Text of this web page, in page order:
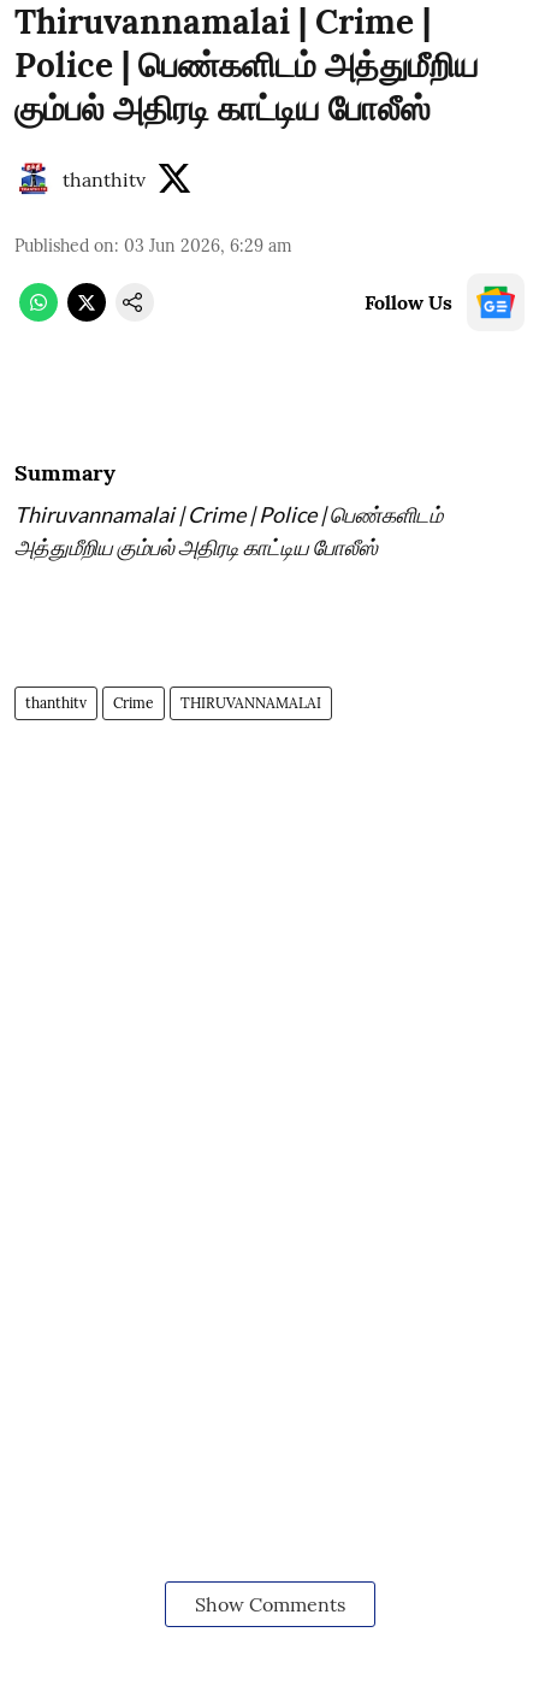
Thiruvannamalai | Crime |
Police | பெண்களிடம் அத்துமீறிய
கும்பல் அதிரடி காட்டிய போலீஸ்
thanthitv
Published on: 03 Jun 2026, 6:29 am
Follow Us
Summary
Thiruvannamalai | Crime | Police | பெண்களிடம்
அத்துமீறிய கும்பல் அதிரடி காட்டிய போலீஸ்
thanthitv Crime THIRUVANNAMALAI
Show Comments